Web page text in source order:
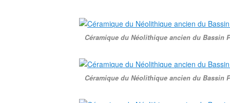
Céramique du Néolithique ancien du Bassin
Céramique du Néolithique ancien du Bassin